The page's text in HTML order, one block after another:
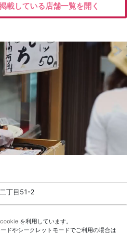
載している店舗一覧を開く
丁目51-2
cookie を利用しています。
ドやシークレットモードでご利用の場合は